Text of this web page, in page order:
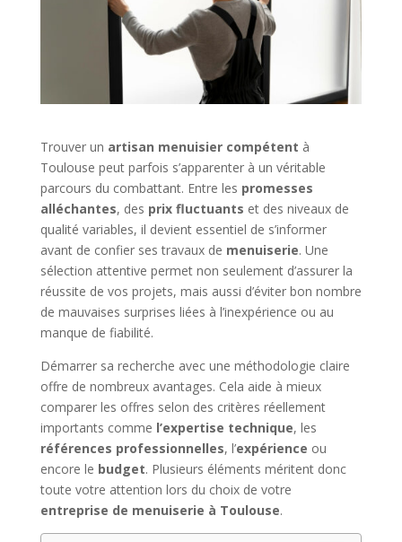
Trouver un artisan menuisier compétent à
Toulouse peut parfois s’apparenter à un véritable
parcours du combattant. Entre les promesses
alléchantes, des prix fluctuants et des niveaux de
qualité variables, il devient essentiel de s’informer
avant de confier ses travaux de menuiserie. Une
sélection attentive permet non seulement d’assurer la
réussite de vos projets, mais aussi d’éviter bon nombre
de mauvaises surprises liées à l’inexpérience ou au
manque de fiabilité.
Démarrer sa recherche avec une méthodologie claire
offre de nombreux avantages. Cela aide à mieux
comparer les offres selon des critères réellement
importants comme l’expertise technique, les
références professionnelles, l’expérience ou
encore le budget. Plusieurs éléments méritent donc
toute votre attention lors du choix de votre
entreprise de menuiserie à Toulouse.